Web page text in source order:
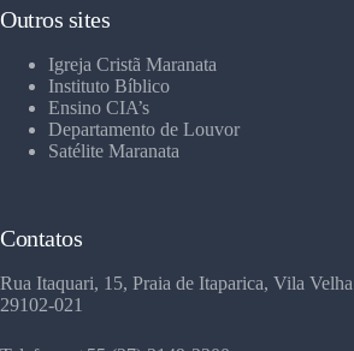
Outros sites
Igreja Cristã Maranata
Instituto Bíblico
Ensino CIA’s
Departamento de Louvor
Satélite Maranata
Contatos
Rua Itaquari, 15, Praia de Itaparica, Vila
29102-021